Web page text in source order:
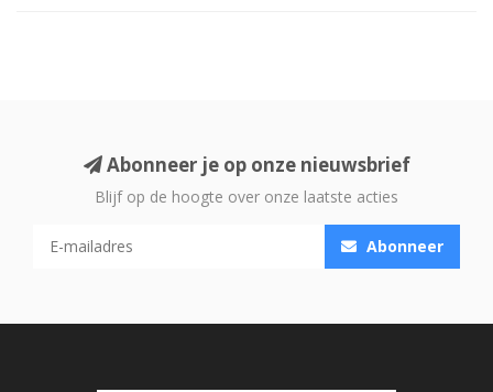
Abonneer je op onze nieuwsbrief
Blijf op de hoogte over onze laatste acties
Abonneer